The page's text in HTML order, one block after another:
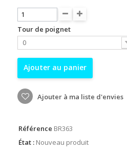
Tour de poignet
0
Ajouter au panier
Ajouter à ma liste d'envies
Référence BR363
État : Nouveau produit